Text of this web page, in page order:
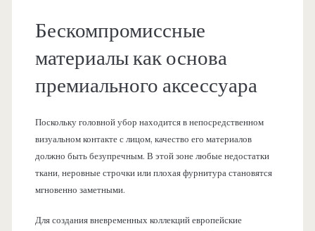
Бескомпромиссные
материалы как основа
премиального аксессуара
Поскольку головной убор находится в непосредственном
визуальном контакте с лицом, качество его материалов
должно быть безупречным. В этой зоне любые недостатки
ткани, неровные строчки или плохая фурнитура становятся
мгновенно заметными.
Для создания вневременных коллекций европейские